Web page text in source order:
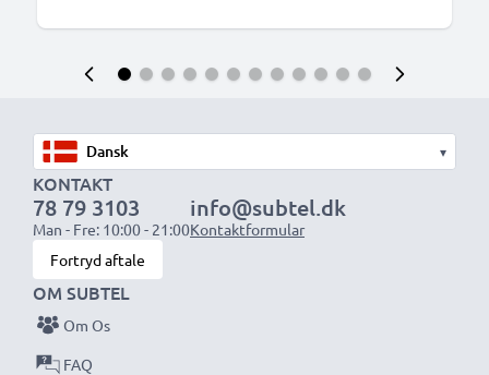
▾
KONTAKT
78 79 3103
Man - Fre: 10:00 - 21:00
info@subtel.dk
Kontaktformular
Fortryd aftale
OM SUBTEL
Om Os
FAQ